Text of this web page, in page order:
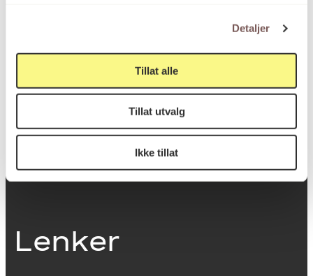
Detaljer
Tillat alle
Tillat utvalg
Ikke tillat
Viktig info
Utbetaling og fakturering
Om opphavsrett
Dokumentasjonsskjema
Last ned logo
Lenker